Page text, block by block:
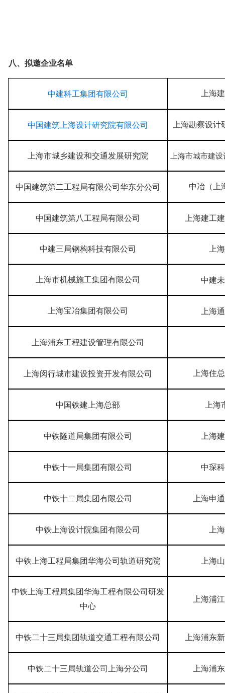
八、拟邀企业名单
中建科工集团有限公司 上海
中国建筑上海设计研究院有限公司 上海勘察设
上海市城乡建设和交通发展研究院 上海市城市建
中国建筑第二工程局有限公司华东分公司 中冶（上
中国建筑第八工程局有限公司 上海建工
中建三局钢构科技有限公司 上
上海市机械施工集团有限公司 中建
上海宝冶集团有限公司 上海
上海浦东工程建设管理有限公司
上海闵行城市建设投资开发有限公司 上海住
中国铁建上海总部 上
中铁隧道局集团有限公司 上海
中铁十一局集团有限公司 中琛
中铁十二局集团有限公司 上海申
中铁上海设计院集团有限公司 上
中铁上海工程局集团华海公司轨道研究院 上海
中铁上海工程局集团华海工程有限公司研发
中心
上海浦
中铁二十三局集团轨道交通工程有限公司 上海浦东
中铁二十三局轨道公司上海分公司 上海浦